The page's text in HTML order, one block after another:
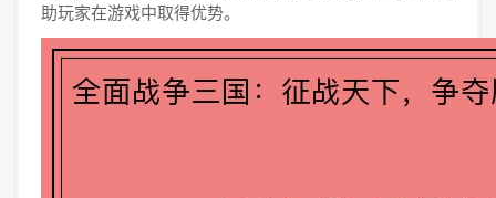
助玩家在游戏中取得优势。